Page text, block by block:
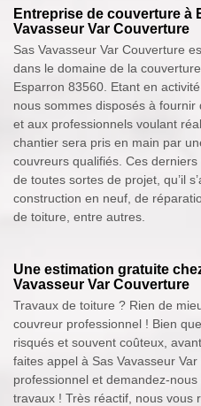
Entreprise de couverture à
Vavasseur Var Couverture
Sas Vavasseur Var Couverture
dans le domaine de la
Esparron 83560. Etant en
nous sommes disposés à
et aux professionnels voulant
chantier sera pris en main par
couvreurs qualifiés. Ces
de toutes sortes de projet, qu’il
construction en neuf, de
de toiture, entre autres.
Une estimation gratuite
Vavasseur Var Couverture
Travaux de toiture ? Rien de
couvreur professionnel ! Bien
risqués et souvent coûteux,
faites appel à Sas Vavasseur
professionnel et demandez-
travaux ! Très réactif, nous vous